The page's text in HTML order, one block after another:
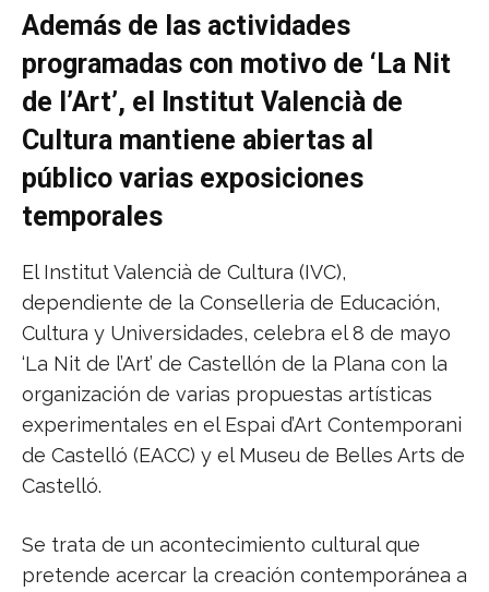
Además de las actividades
programadas con motivo de ‘La Nit
de l’Art’, el Institut Valencià de
Cultura mantiene abiertas al
público varias exposiciones
temporales
El Institut Valencià de Cultura (IVC),
dependiente de la Conselleria de Educación,
Cultura y Universidades, celebra el 8 de mayo
‘La Nit de l’Art’ de Castellón de la Plana con la
organización de varias propuestas artísticas
experimentales en el Espai d’Art Contemporani
de Castelló (EACC) y el Museu de Belles Arts de
Castelló.
Se trata de un acontecimiento cultural que
pretende acercar la creación contemporánea a